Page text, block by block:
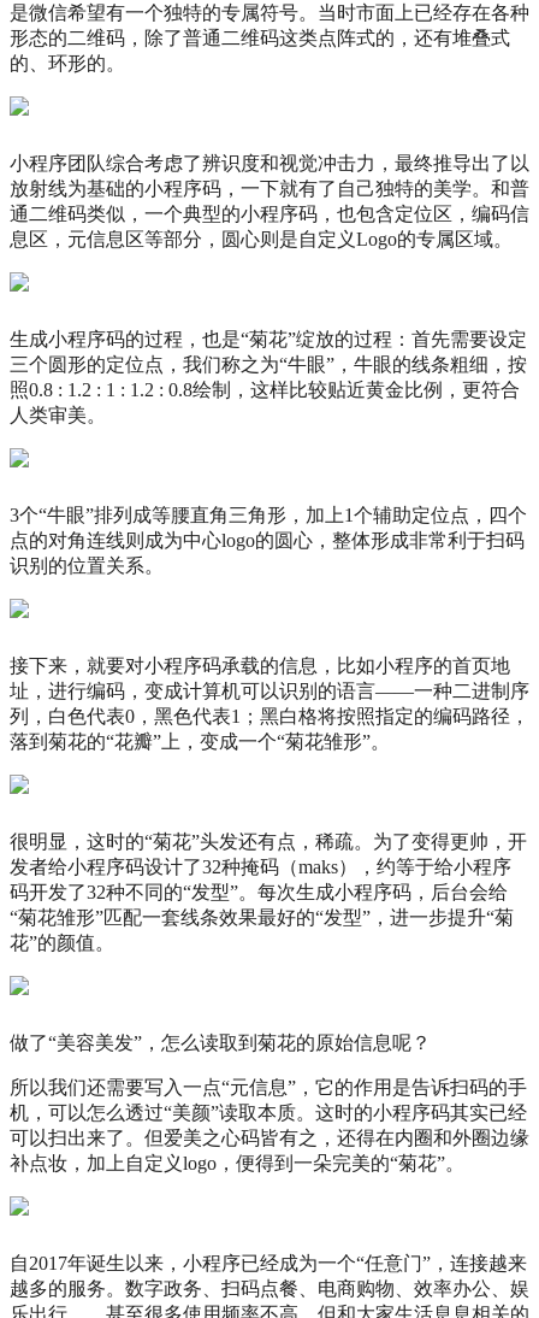
是微信希望有一个独特的专属符号。当时市面上已经存在各种
形态的二维码，除了普通二维码这类点阵式的，还有堆叠式
的、环形的。
小程序团队综合考虑了辨识度和视觉冲击力，最终推导出了以
放射线为基础的小程序码，一下就有了自己独特的美学。和普
通二维码类似，一个典型的小程序码，也包含定位区，编码信
息区，元信息区等部分，圆心则是自定义Logo的专属区域。
生成小程序码的过程，也是“菊花”绽放的过程：首先需要设定
三个圆形的定位点，我们称之为“牛眼”，牛眼的线条粗细，按
照0.8 : 1.2 : 1 : 1.2 : 0.8绘制，这样比较贴近黄金比例，更符合
人类审美。
3个“牛眼”排列成等腰直角三角形，加上1个辅助定位点，四个
点的对角连线则成为中心logo的圆心，整体形成非常利于扫码
识别的位置关系。
接下来，就要对小程序码承载的信息，比如小程序的首页地
址，进行编码，变成计算机可以识别的语言——一种二进制序
列，白色代表0，黑色代表1；黑白格将按照指定的编码路径，
落到菊花的“花瓣”上，变成一个“菊花雏形”。
很明显，这时的“菊花”头发还有点，稀疏。为了变得更帅，开
发者给小程序码设计了32种掩码（maks），约等于给小程序
码开发了32种不同的“发型”。每次生成小程序码，后台会给
“菊花雏形”匹配一套线条效果最好的“发型”，进一步提升“菊
花”的颜值。
做了“美容美发”，怎么读取到菊花的原始信息呢？
所以我们还需要写入一点“元信息”，它的作用是告诉扫码的手
机，可以怎么透过“美颜”读取本质。这时的小程序码其实已经
可以扫出来了。但爱美之心码皆有之，还得在内圈和外圈边缘
补点妆，加上自定义logo，便得到一朵完美的“菊花”。
自2017年诞生以来，小程序已经成为一个“任意门”，连接越来
越多的服务。数字政务、扫码点餐、电商购物、效率办公、娱
乐出行……甚至很多使用频率不高，但和大家生活息息相关的